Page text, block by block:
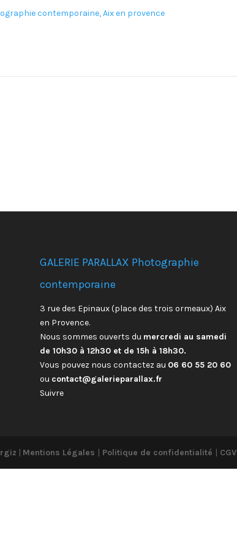
GALERIE PARALLAX Photographie
contemporaine
3 rue des Epinaux (place des trois ormeaux) Aix
en Provence.
Nous sommes ouverts du mercredi au samedi
de 10h30 à 12h30 et de 15h à 18h30.
Vous pouvez nous contactez au 06 60 55 20 60
ou contact@galerieparallax.fr
Suivre
| Mentions Légales | Politique de confidentialité | CGV